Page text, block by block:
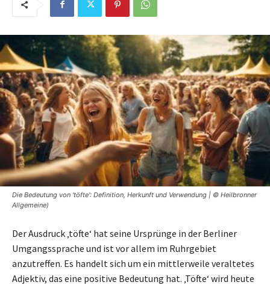
Die Bedeutung von 'töfte': Definition, Herkunft und Verwendung | © Heilbronner
Allgemeine)
Der Ausdruck ‚töfte‘ hat seine Ursprünge in der Berliner
Umgangssprache und ist vor allem im Ruhrgebiet
anzutreffen. Es handelt sich um ein mittlerweile veraltetes
Adjektiv, das eine positive Bedeutung hat. ‚Töfte‘ wird heute